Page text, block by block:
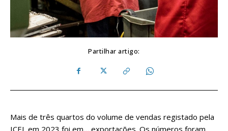
Partilhar artigo:
Mais de três quartos do volume de vendas registado pela
ICEL em 2023 foi em… exportações. Os números foram